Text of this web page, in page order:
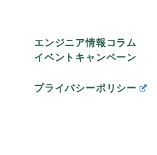
エンジニア情報コラム
イベントキャンペーン
プライバシーポリシー